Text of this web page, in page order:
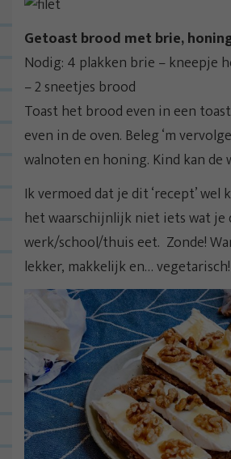
Getoast brood met brie,
Nodig: 4 plakken brie – kneepje
– 2 sneetjes brood
Toast het brood even in een
even in de oven. Beleg ‘m
walnoten en honing. Kind kan de
Ik vermoed dat je dit ‘recept’ wel
het waarschijnlijk niet iets wat je
werk/school/thuis eet. Zonde!
lekker, makkelijk en…